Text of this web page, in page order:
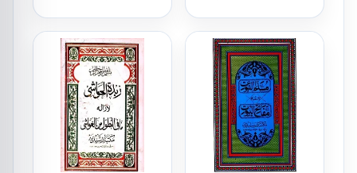
میزان العلوم
اردو شرح سلم
العلوم
Abdul Ghafoor
مصدر السرور